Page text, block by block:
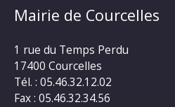
Mairie de Courcelles
1 rue du Temps Perdu
17400 Courcelles
Tél. : 05.46.32.12.02
Fax : 05.46.32.34.56